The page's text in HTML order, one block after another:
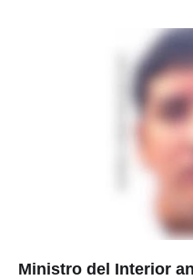
Ministro del Interior